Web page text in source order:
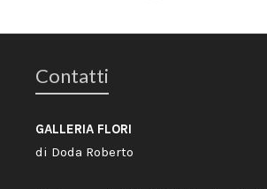
Contatti
GALLERIA FLORI
di Doda Roberto